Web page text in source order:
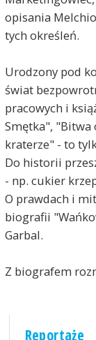
opisania
tych określeń.
Urodzony pod
świat
pracowych i
Smętka", "Bitwa
kraterze" - to
Do historii
- np. cukier
O prawdach i
biografii
Garbal.
Z biografem
Reportaże